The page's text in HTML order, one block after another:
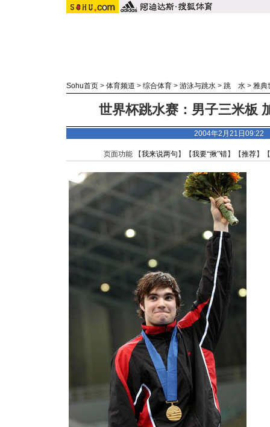
Sohu首页 > 体育频道 > 综合体育 > 游泳与跳水 > 跳 水 > 雅典
世界杯跳水赛：男子三米板
2004年2月21日
页面功能 【我来说两句 】【我要“揪”错】【推荐】